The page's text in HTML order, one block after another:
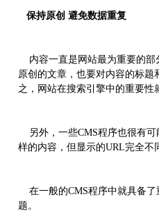
保持原创 避免数据重复
内容一直是网站最为重要的部
原创的文章，也要对内容的标
之，网站在搜索引擎中的重要性
另外，一些CMS程序也很有可
样的内容，但显示的URL完全
在一般的CMS程序中就具备了
题。